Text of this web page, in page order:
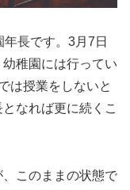
長です。3月7日
稚園には行ってい
は授業をしないと
なれば更に続くこ
このままの状態で